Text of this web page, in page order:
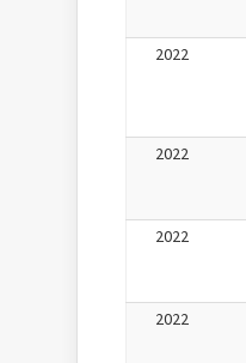
2022
2022
2022
2022